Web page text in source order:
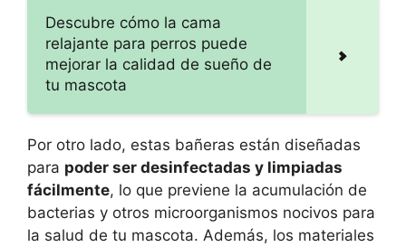
Descubre cómo la cama
relajante para perros puede
mejorar la calidad de sueño de
tu mascota
Por otro lado, estas bañeras están diseñadas
para poder ser desinfectadas y limpiadas
fácilmente, lo que previene la acumulación de
bacterias y otros microorganismos nocivos para
la salud de tu mascota. Además, los materiales